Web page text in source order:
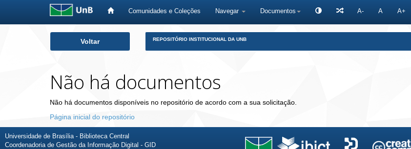
Comunidades e Coleções Navegar Documentos A- A A+
Voltar REPOSITÓRIO INSTITUCIONAL DA UNB
Não há documentos
Não há documentos disponíveis no repositório de acordo com a sua solicitação.
Página inicial do repositório
Universidade de Brasília - Biblioteca Central
Coordenadoria de Gestão da Informação Digital - GID